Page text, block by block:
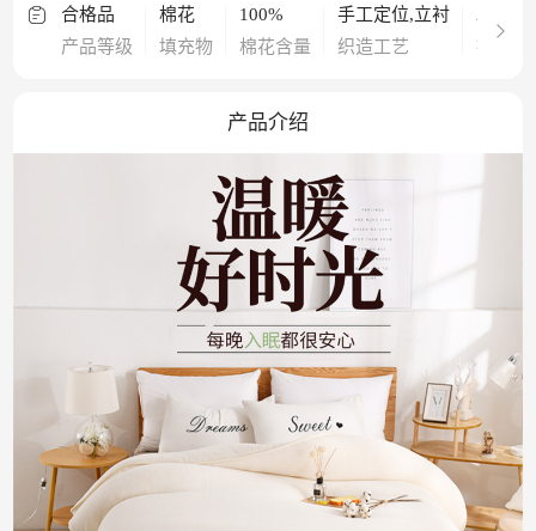
合格品
产品等级
棉花
填充物
100%
棉花含量
手工定位,立衬
织造工艺
被子重
产品介绍